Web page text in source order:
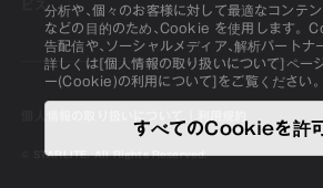
分析や､個々のお客様に対して最適なコンテ
などの目的のため､Cookie を使用します。
告配信や､ソーシャルメディア､解析パートナ
詳しくは[個人情報の取り扱いについて]ペー
ー(Cookie)の利用について]をご覧ください。
すべてのCookieを許
© STARLITE. All Rights Reserved.